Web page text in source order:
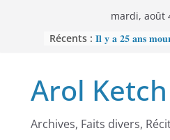
mardi, août
Récents : 𝐈𝐥 𝐲 𝐚 𝟐𝟓 𝐚𝐧𝐬
𝐉𝐨𝐬𝐞𝐩𝐡 𝐍𝐝𝐢-
𝐒𝐨𝐮𝐭𝐢𝐞𝐧 𝐭𝐨𝐭𝐚𝐥 𝐚̀
𝐑𝐚𝐦𝐬𝐞̀𝐬 𝐈𝐞𝐫 – 𝐋𝐞
Arol
Archives, Faits divers,